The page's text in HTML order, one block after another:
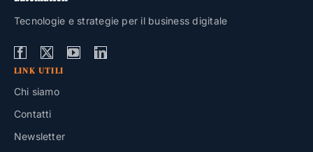
Tecnologie e strategie per il business digitale
LINK UTILI
Chi siamo
Contatti
Newsletter